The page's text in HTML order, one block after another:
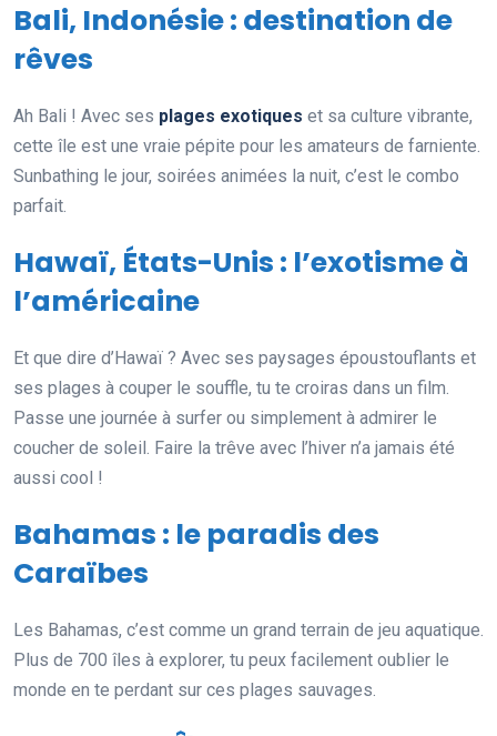
Bali, Indonésie : destination de
rêves
Ah Bali ! Avec ses plages exotiques et sa culture vibrante,
cette île est une vraie pépite pour les amateurs de farniente.
Sunbathing le jour, soirées animées la nuit, c’est le combo
parfait.
Hawaï, États-Unis : l’exotisme à
l’américaine
Et que dire d’Hawaï ? Avec ses paysages époustouflants et
ses plages à couper le souffle, tu te croiras dans un film.
Passe une journée à surfer ou simplement à admirer le
coucher de soleil. Faire la trêve avec l’hiver n’a jamais été
aussi cool !
Bahamas : le paradis des
Caraïbes
Les Bahamas, c’est comme un grand terrain de jeu aquatique.
Plus de 700 îles à explorer, tu peux facilement oublier le
monde en te perdant sur ces plages sauvages.